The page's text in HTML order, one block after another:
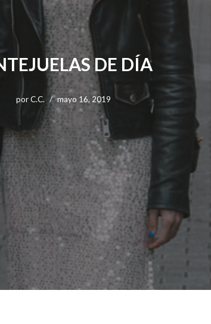
DE DÍA
porC.C. mayo 16, 2019